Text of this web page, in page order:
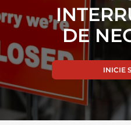
DE
INICIE